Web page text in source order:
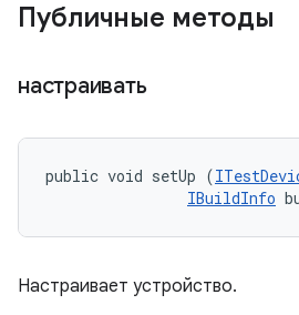
Публичные методы
настраивать
public void setUp (
IBuildInfo
Настраивает устройство.